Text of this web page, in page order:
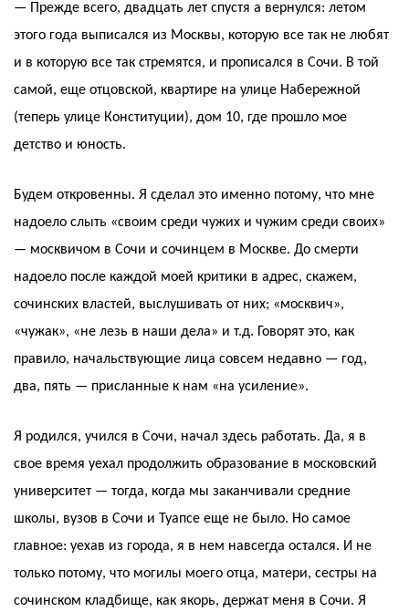
— Прежде всего, двадцать лет спустя а вернулся: летом
этого года выписался из Москвы, которую все так не любят
и в которую все так стремятся, и прописался в Сочи. В той
самой, еще отцовской, квартире на улице Набережной
(теперь улице Конституции), дом 10, где прошло мое
детство и юность.
Будем откровенны. Я сделал это именно потому, что мне
надоело слыть «своим среди чужих и чужим среди своих»
— москвичом в Сочи и сочинцем в Москве. До смерти
надоело после каждой моей критики в адрес, скажем,
сочинских властей, выслушивать от них; «москвич»,
«чужак», «не лезь в наши дела» и т.д. Говорят это, как
правило, начальствующие лица совсем недавно — год,
два, пять — присланные к нам «на усиление».
Я родился, учился в Сочи, начал здесь работать. Да, я в
свое время уехал продолжить образование в московский
университет — тогда, когда мы заканчивали средние
школы, вузов в Сочи и Туапсе еще не было. Но самое
главное: уехав из города, я в нем навсегда остался. И не
только потому, что могилы моего отца, матери, сестры на
сочинском кладбище, как якорь, держат меня в Сочи. Я